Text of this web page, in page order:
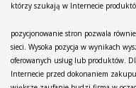
którzy szukają w Internecie
pozycjonowanie stron pozwala
sieci. Wysoka pozycja w wynikach
oferowanych usług lub produktów.
Internecie przed dokonaniem